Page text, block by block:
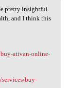
some
pretty insightful
and I think this
ativan-online-
buy-